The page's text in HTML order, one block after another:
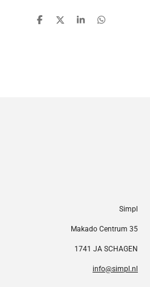
D
D
S
D
Simpl
Makado Centrum 35
1741 JA SCHAGEN
info@simpl.nl